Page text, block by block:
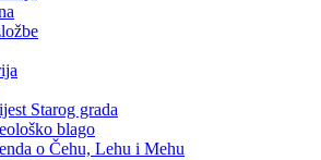
Starog grada
blago
o Čehu, Lehu i Mehu